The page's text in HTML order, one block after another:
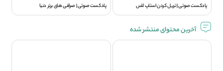
پادکست صوتی | تریل کردن استاپ لاس پادکست صوتی | صرافی های برتر دنیا
آخرین محتوای منتشر شده